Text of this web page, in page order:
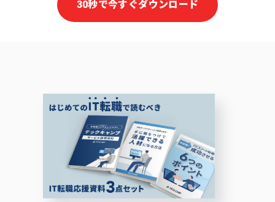
30秒で今すぐダウンロード